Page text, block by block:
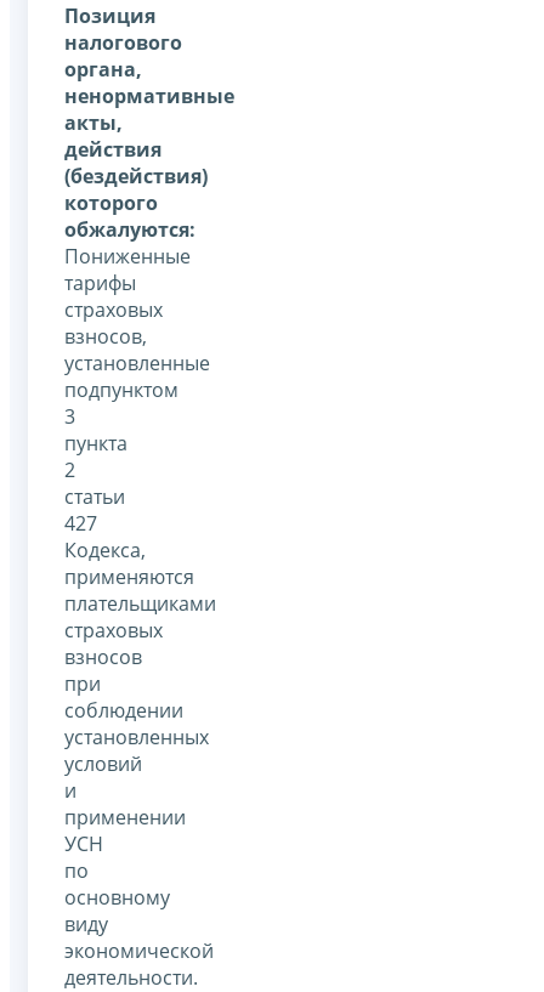
Позиция
налогового
органа,
ненормативные
акты,
действия
(бездействия)
которого
обжалуются:
Пониженные
тарифы
страховых
взносов,
установленные
подпунктом
3
пункта
2
статьи
427
Кодекса,
применяются
плательщиками
страховых
взносов
при
соблюдении
установленных
условий
и
применении
УСН
по
основному
виду
экономической
деятельности.